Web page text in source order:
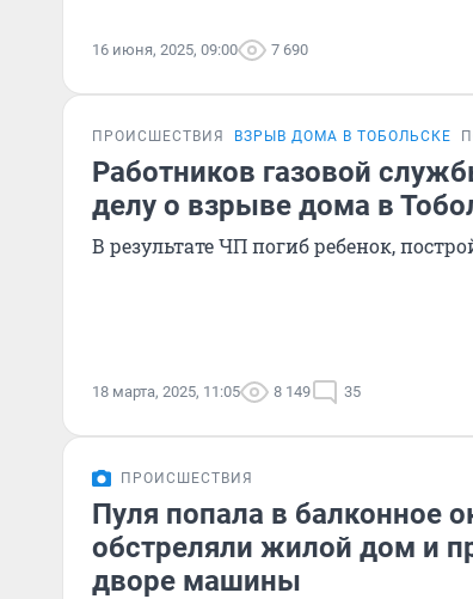
16 июня, 2025, 09:00 7 690
ПРОИСШЕСТВИЯ ВЗРЫВ ДОМА В ТОБОЛЬСКЕ
Работников газовой
делу о взрыве дома в
В результате ЧП погиб ребенок,
18 марта, 2025, 11:05 8 149 35
ПРОИСШЕСТВИЯ
Пуля попала в балконное
обстреляли жилой дом и
дворе машины